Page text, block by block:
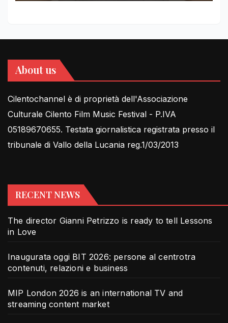
About us
Cilentochannel è di proprietà dell'Associazione
Culturale Cilento Film Music Festival - P.IVA
05189670655. Testata giornalistica registrata presso il
tribunale di Vallo della Lucania reg.1/03/2013
RECENT NEWS
The director Gianni Petrizzo is ready to tell Lessons
in Love
Inaugurata oggi BIT 2026: persone al centrotra
contenuti, relazioni e business
MIP London 2026 is an international TV and
streaming content market